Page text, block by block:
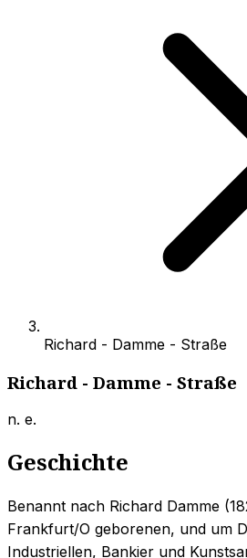
Richard - Damme - Straße
Richard - Damme - Straße
n. e.
Geschichte
Benannt nach Richard Damme
Frankfurt/O geborenen, und um
Industriellen, Bankier und